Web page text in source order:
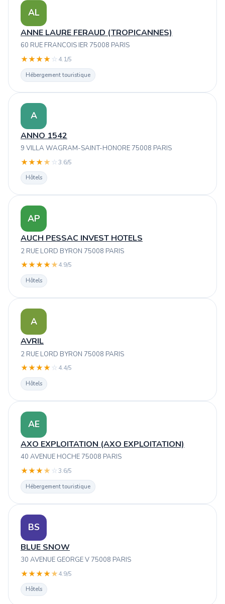
AL
ANNE LAURE FERAUD (TROPICANNES)
60 RUE FRANCOIS IER 75008 PARIS
★★★★ ☆ 4.1/5
Hébergement touristique
A
ANNO 1542
9 VILLA WAGRAM-SAINT-HONORE 75008 PARIS
★★★★ ☆3.6/5
Hôtels
AP
AUCH PESSAC INVEST HOTELS
2 RUE LORD BYRON 75008 PARIS
★★★★★4.9/5
Hôtels
A
AVRIL
2 RUE LORD BYRON 75008 PARIS
★★★★ ☆ 4.4/5
Hôtels
AE
AXO EXPLOITATION (AXO EXPLOITATION)
40 AVENUE HOCHE 75008 PARIS
★★★★ ☆3.6/5
Hébergement touristique
BS
BLUE SNOW
30 AVENUE GEORGE V 75008 PARIS
★★★★★4.9/5
Hôtels